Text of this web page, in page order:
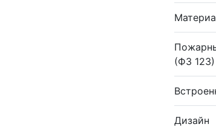
(ФЗ 123)
Дизайн